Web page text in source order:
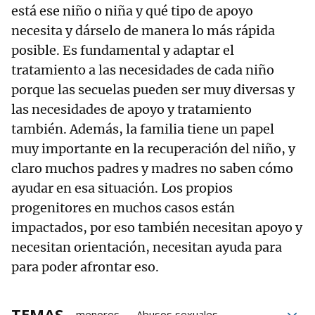
está ese niño o niña y qué tipo de apoyo
necesita y dárselo de manera lo más rápida
posible. Es fundamental y adaptar el
tratamiento a las necesidades de cada niño
porque las secuelas pueden ser muy diversas y
las necesidades de apoyo y tratamiento
también. Además, la familia tiene un papel
muy importante en la recuperación del niño, y
claro muchos padres y madres no saben cómo
ayudar en esa situación. Los propios
progenitores en muchos casos están
impactados, por eso también necesitan apoyo y
necesitan orientación, necesitan ayuda para
para poder afrontar eso.